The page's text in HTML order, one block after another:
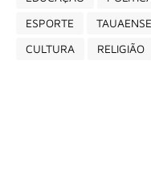
ESPORTE
CULTURA
RELIGIÃO